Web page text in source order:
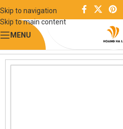
Skip to navigation
Skip to main content
MENU
Trang chủ
Chuyển động tuyến tính